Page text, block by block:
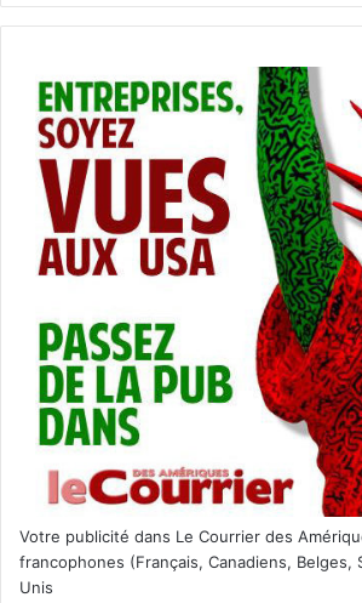
Votre publicité dans Le Courrier des
francophones (Français, Canadiens, Belges,
Unis